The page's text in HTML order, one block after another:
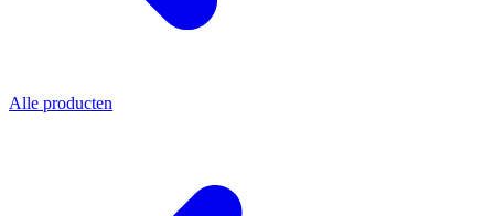
Alle producten